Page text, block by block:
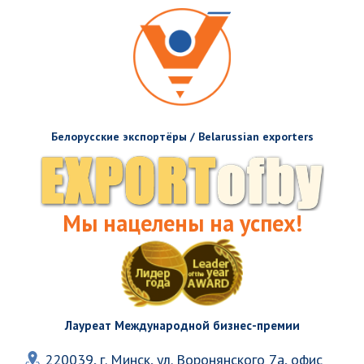
Белорусские экспортёры / Belarussian exporters
Мы нацелены на успех!
Лауреат Международной бизнес-премии
220039, г. Минск, ул. Воронянского 7а, офис